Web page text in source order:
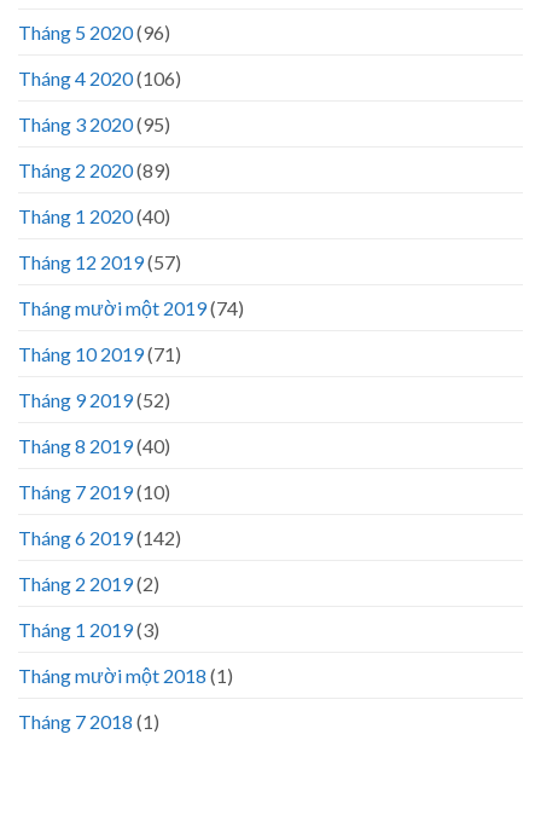
Tháng 5 2020(96)
Tháng 4 2020(106)
Tháng 3 2020(95)
Tháng 2 2020(89)
Tháng 1 2020(40)
Tháng 12 2019(57)
Tháng mười một 2019(74)
Tháng 10 2019(71)
Tháng 9 2019(52)
Tháng 8 2019(40)
Tháng 7 2019(10)
Tháng 6 2019(142)
Tháng 2 2019(2)
Tháng 1 2019(3)
Tháng mười một 2018 (1)
Tháng 7 2018 (1)